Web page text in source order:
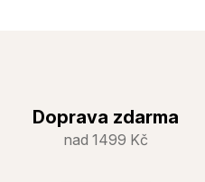
Doprava zdarma
nad 1499 Kč